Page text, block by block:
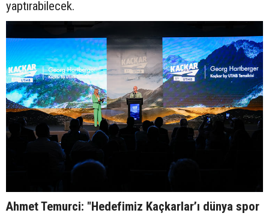
yaptırabilecek.
Ahmet Temurci: "Hedefimiz Kaçkarlar’ı dünya spor